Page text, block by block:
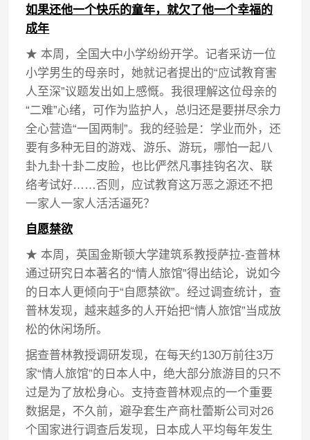
如果还他一个快乐的童年，就欠了他一个幸福的
成年
★ 本周，全国大中小学纷纷开学。记者采访一位
小学男生的母亲时，她就记者提出的“应试教育害
人至深”议题发出如上感慨。我很理解这位母亲的
“二难”心绪，可作为监护人，总归还是要拼尽余力
全心营造“一国两制”。我的经验是：学业而外，还
要有多种无目的游戏、游乐、游玩，哪怕一起八
卦九卦十卦二皮脸，也比俨然凡事挂钩名次、联
络考试好……否则，应试教育这万恶之源还不把
一家人一家人活活逼死？
自愿禁欲
★ 本周，英国金斯顿大学建筑系教授萨拉-查普林
通过研究日本著名的“情人旅馆”得出结论，说如今
的日本人更倾向于“自愿禁欲”。经过调查统计，查
普林发现，越来越多的人开始把“情人旅馆”当成放
松的休闲场所。
据查普林教授调研发现，在每天约130万前往3万
家“情人旅馆”的日本人中，绝大部分旅游目的只不
过是为了放松身心。支持查普林观点的一个重要
数据是，不久前，避孕套生产商杜蕾斯公司对26
个国家进行调查后发现，日本成人平均每年发生